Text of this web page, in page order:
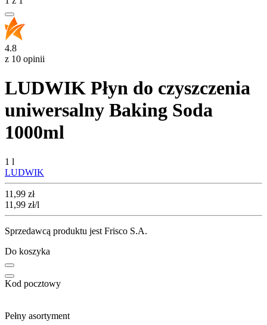
4.8
z 10 opinii
LUDWIK Płyn do czyszczenia
uniwersalny Baking Soda
1000ml
1 l
LUDWIK
Cena
11,99 zł
11,99 zł/l
Sprzedawcą produktu jest Frisco S.A.
Do koszyka
Kod pocztowy
Pełny asortyment